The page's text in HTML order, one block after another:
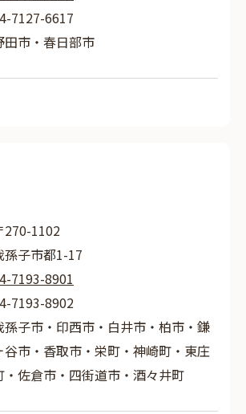
7127-6617
田市・春日部市
270-1102
孫子市都1-17
7193-8901
7193-8902
孫子市・印西市・白井市・柏市・鎌
谷市・香取市・栄町・神崎町・東庄
・佐倉市・四街道市・酒々井町